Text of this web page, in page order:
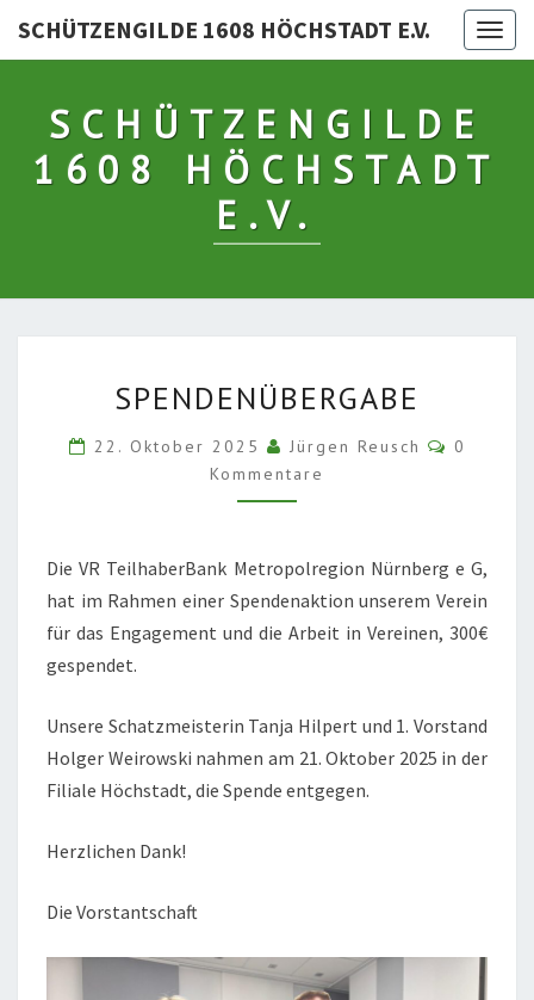
SCHÜTZENGILDE 1608 HÖCHSTADT E.V.
SCHÜTZENGILDE
1608 HÖCHSTADT
E.V.
SPENDENÜBERGABE
22. Oktober 2025 Jürgen Reusch
0
Kommentare
Die VR TeilhaberBank Metropolregion Nürnberg e G,
hat im Rahmen einer Spendenaktion unserem Verein
für das Engagement und die Arbeit in Vereinen, 300€
gespendet.
Unsere Schatzmeisterin Tanja Hilpert und 1. Vorstand
Holger Weirowski nahmen am 21. Oktober 2025 in der
Filiale Höchstadt, die Spende entgegen.
Herzlichen Dank!
Die Vorstantschaft